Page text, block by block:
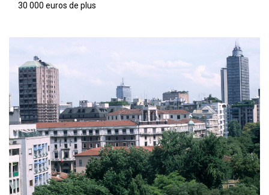
30 000 euros de plus